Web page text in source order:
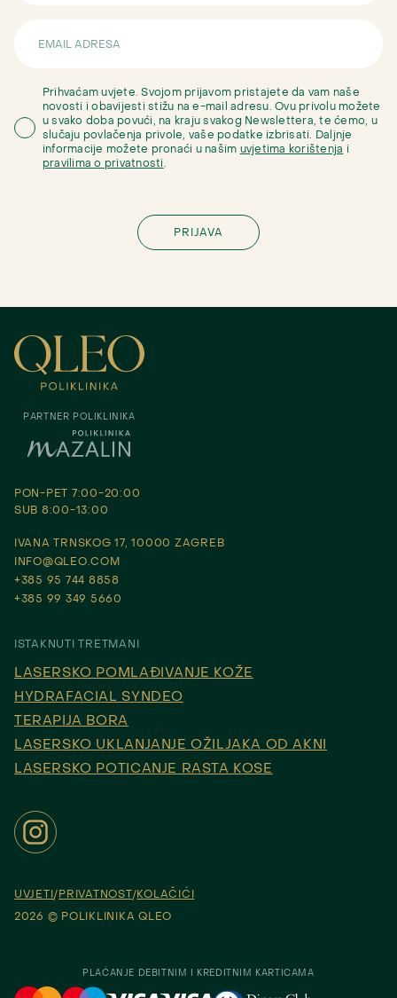
Prihvaćam uvjete. Svojom prijavom pristajete da vam naše
novosti i obavijesti stižu na e-mail adresu. Ovu privolu možete
u svako doba povući, na kraju svakog Newslettera, te ćemo, u
slučaju povlačenja privole, vaše podatke izbrisati. Daljnje
informacije možete pronaći u našim uvjetima korištenja i
pravilima o privatnosti.
PARTNER POLIKLINIKA
PON-PET 7:00-20:00
SUB 8:00-13:00
IVANA TRNSKOG 17, 10000 ZAGREB
INFO@QLEO.COM
+385 95 744 8858
+385 99 349 5660
ISTAKNUTI TRETMANI
LASERSKO POMLAĐIVANJE KOŽE
HYDRAFACIAL SYNDEO
TERAPIJA BORA
LASERSKO UKLANJANJE OŽILJAKA OD AKNI
LASERSKO POTICANJE RASTA KOSE
UVJETI PRIVATNOST KOLAČIĆI
2026 © POLIKLINIKA QLEO
PLAĆANJE DEBITNIM I KREDITNIM KARTICAMA